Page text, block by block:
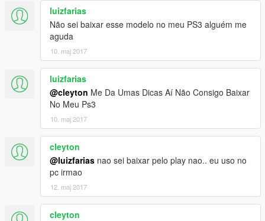
luizfarias
Não sei baixar esse modelo no meu PS3 alguém me
aguda
10. maj 2017
luizfarias
@cleyton Me Da Umas Dicas Aí Não Consigo Baixar
No Meu Ps3
10. maj 2017
cleyton
@luizfarias nao sei baixar pelo play nao.. eu uso no
pc irmao
12. maj 2017
cleyton